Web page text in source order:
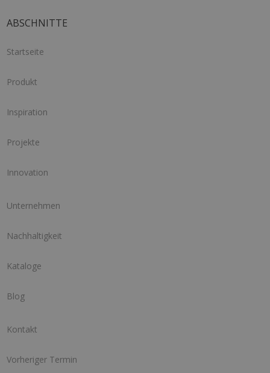
ABSCHNITTE
Startseite
Produkt
Inspiration
Projekte
Innovation
Unternehmen
Nachhaltigkeit
Kataloge
Blog
Kontakt
Vorheriger Termin